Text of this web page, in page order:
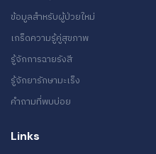
ข้อมูลสำหรับผู้ป่วยใหม่
เกร็ดความรู้คู่สุขภาพ
รู้จักการฉายรังสี
รู้จักยารักษามะเร็ง
คำถามที่พบบ่อย
Links